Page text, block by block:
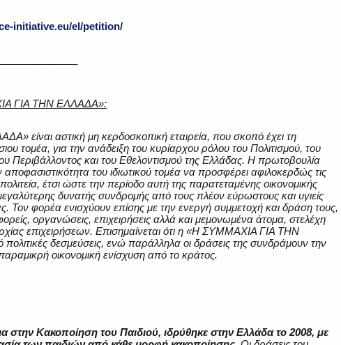
initiative.eu/el/petition/
ΓΙΑ ΤΗΝ ΕΛΛΑΔΑ»:
είναι αστική μη κερδοσκοπική εταιρεία, που σκοπό έχει τη
τομέα, για την ανάδειξη του κυρίαρχου ρόλου του Πολιτισμού, του
Περιβάλλοντος και του Εθελοντισμού της Ελλάδας. Η πρωτοβουλία
αποφασιστικότητα του ιδιωτικού τομέα να προσφέρει αφιλοκερδώς τις
έτσι ώστε την περίοδο αυτή της παρατεταμένης οικονομικής
δυνατής συνδρομής από τους πλέον εύρωστους και υγιείς
Τον φορέα ενισχύουν επίσης με την ενεργή συμμετοχή και δράση τους,
φορείς, οργανώσεις, επιχειρήσεις αλλά και μεμονωμένα άτομα, στελέχη
επιχειρήσεων. Επισημαίνεται ότι η «Η ΣΥΜΜΑΧΙΑ ΓΙΑ ΤΗΝ
δεσμεύσεις, ενώ παράλληλα οι δράσεις της συνδράμουν την
οικονομική ενίσχυση από το κράτος.
στην Κακοποίηση του Παιδιού, ιδρύθηκε στην Ελλάδα το 2008, με